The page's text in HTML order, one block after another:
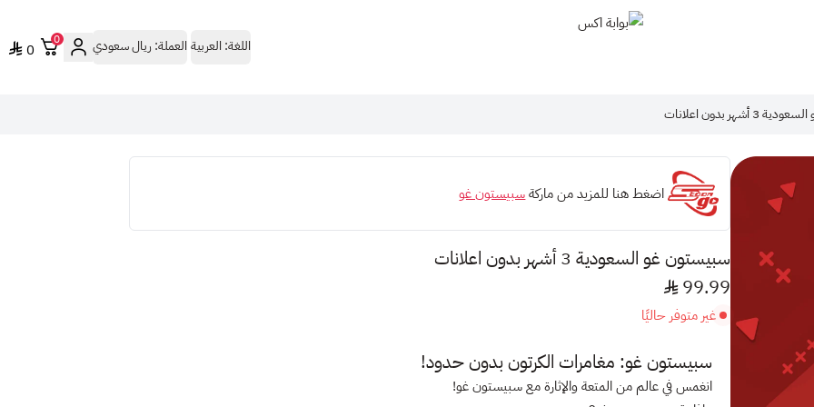
اللغة: العربية العملة:ريال سعودي 0
0
أشهر بدون اعلانات
اضغط هنا للمزيد من ماركةسبيستون غو
سبيستون غو السعودية 3 أشهر بدون اعلانات
99.99
غير متوفر حاليًا
سبيستون غو: مغامرات الكرتون بدون حدود!
انغمس في عالم من المتعة والإثارة مع سبيستون غو!